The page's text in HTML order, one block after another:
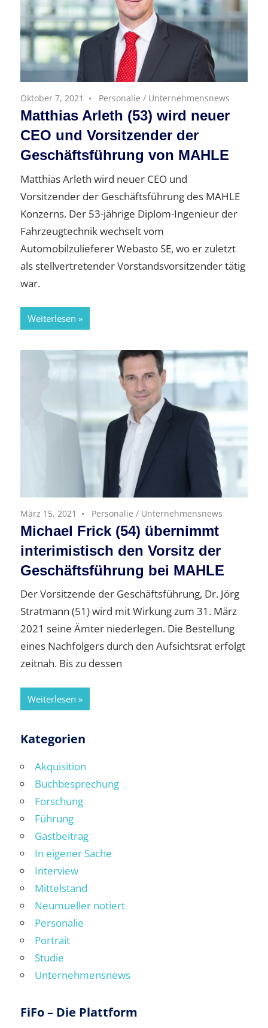
Oktober 7, 2021 Personalie / Unternehmensnews
Matthias Arleth (53) wird neuer
CEO und Vorsitzender der
Geschäftsführung von MAHLE
Matthias Arleth wird neuer CEO und
Vorsitzender der Geschäftsführung des MAHLE
Konzerns. Der 53-jährige Diplom-Ingenieur der
Fahrzeugtechnik wechselt vom
Automobilzulieferer Webasto SE, wo er zuletzt
als stellvertretender Vorstandsvorsitzender tätig
war.
Weiterlesen
März 15, 2021 Personalie / Unternehmensnews
Michael Frick (54) übernimmt
interimistisch den Vorsitz der
Geschäftsführung bei MAHLE
Der Vorsitzende der Geschäftsführung, Dr. Jörg
Stratmann (51) wird mit Wirkung zum 31. März
2021 seine Ämter niederlegen. Die Bestellung
eines Nachfolgers durch den Aufsichtsrat erfolgt
zeitnah. Bis zu dessen
Weiterlesen
Kategorien
Akquisition
Buchbesprechung
Forschung
Führung
Gastbeitrag
In eigener Sache
Interview
Mittelstand
Neumueller notiert
Personalie
Portrait
Studie
Unternehmensnews
FiFo – Die Plattform